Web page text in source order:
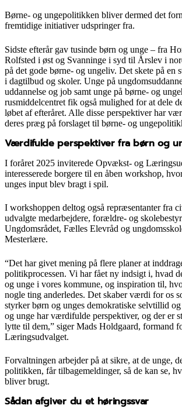
Børne- og ungepolitikken bliver dermed det
fremtidige initiativer udspringer fra.
Sidste efterår gav tusinde børn og unge – fra
Rolfsted i øst og Svanninge i syd til Årslev i
på det gode børne- og ungeliv. Det skete på en
i dagtilbud og skoler. Unge på
uddannelse og job samt unge på børne- og
rusmiddelcentret fik også mulighed for at dele
løbet af efteråret. Alle disse perspektiver har
deres præg på forslaget til børne- og
Værdifulde perspektiver fra børn og
I foråret 2025 inviterede Opvækst- og
interesserede borgere til en åben workshop,
unges input blev bragt i spil.
I workshoppen deltog også repræsentanter fra
udvalgte medarbejdere, forældre- og
Ungdomsrådet, Fælles Elevråd og
Mesterlære.
“Det har givet mening på flere planer at
politikprocessen. Vi har fået ny indsigt i, hvad
og unge i vores kommune, og inspiration til,
nogle ting anderledes. Det skaber værdi for os
styrker børn og unges demokratiske selvtillid
og unge har værdifulde perspektiver, og der er
lytte til dem,” siger Mads Holdgaard, formand
Læringsudvalget.
Forvaltningen arbejder på at sikre, at de unge,
politikken, får tilbagemeldinger, så de kan se,
bliver brugt.
Sådan afgiver du et høringssvar